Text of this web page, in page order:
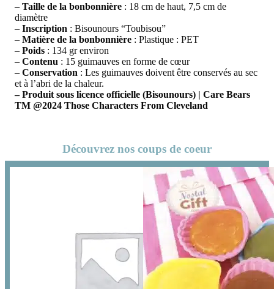
– Taille de la bonbonnière : 18 cm de haut, 7,5 cm de
diamètre
– Inscription : Bisounours “Toubisou”
– Matière de la bonbonnière : Plastique : PET
– Poids : 134 gr environ
– Contenu : 15 guimauves en forme de cœur
– Conservation : Les guimauves doivent être conservés au sec
et à l’abri de la chaleur.
– Produit sous licence officielle (Bisounours) | Care Bears
TM @2024 Those Characters From Cleveland
Découvrez nos coups de coeur